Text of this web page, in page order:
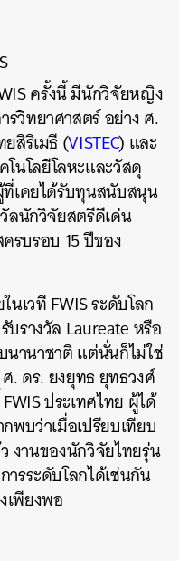
ครั้งนี้ มีนักวิจัยหญิง
วิทยาศาสตร์ อย่าง ศ.
สิริเมธี (VISTEC) และ
นโลยีโลหะและวัสดุ
ที่เคยได้รับทุนสนับสนุน
ลนักวิจัยสตรีดีเด่น
รบรอบ 15 ปีของ
เวที FWIS ระดับโลก
บรางวัล Laureate หรือ
นานาชาติ แต่นั่นก็ไม่ใช่
. ดร. ยงยุทธ ยุทธวงศ์
ประเทศไทย ผู้ได้
พบว่าเมื่อเปรียบเทียบ
งานของนักวิจัยไทยรุ่น
รระดับโลกได้เช่นกัน
เพียงพอ